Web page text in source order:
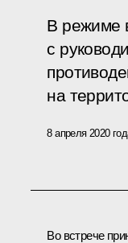
В режиме
с
на
8 апреля 2020
Во встрече